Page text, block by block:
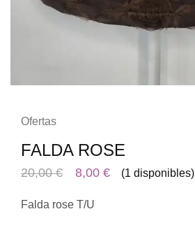
Ofertas
FALDA ROSE
20,00€ 8,00 € (1 disponibles)
Falda rose T/U